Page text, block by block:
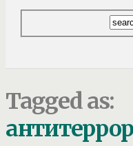
Tagged as: